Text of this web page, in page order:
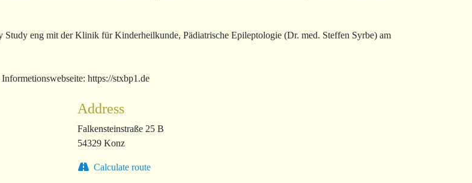
eng mit der Klinik für Kinderheilkunde, Pädiatrische Epileptologie (Dr. med. Steffen Syrbe) am
https://stxbp1.de
Address
Falkensteinstraße 25 B
54329 Konz
Calculate route